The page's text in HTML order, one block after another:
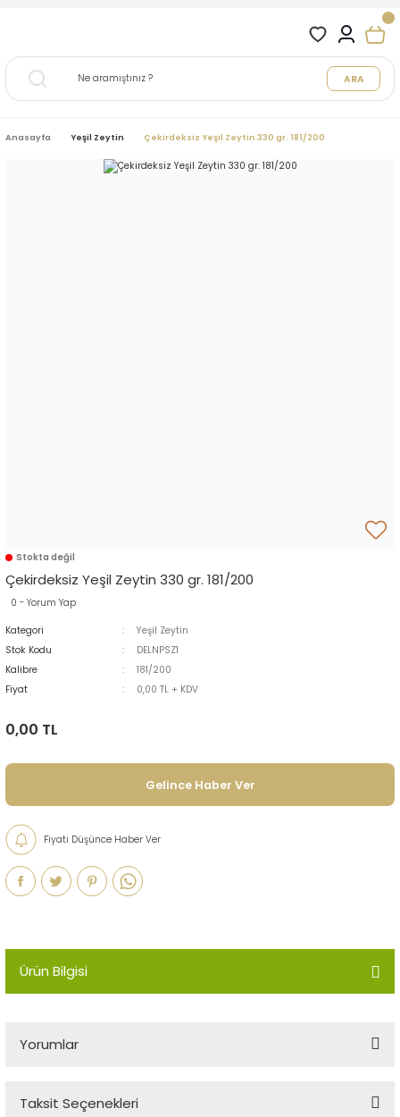
ARA
Anasayfa Yeşil Zeytin Çekirdeksiz Yeşil Zeytin 330 gr. 181/200
Stokta değil
Çekirdeksiz Yeşil Zeytin 330 gr. 181/200
0 - Yorum Yap
Kategori
Yeşil Zeytin
Stok Kodu
DELNPSZ1
Kalibre
181/200
Fiyat
0,00 TL + KDV
0,00 TL
Gelince Haber Ver
Fiyatı Düşünce Haber Ver
Ürün Bilgisi
Yorumlar
Taksit Seçenekleri